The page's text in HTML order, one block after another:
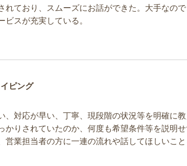
れており、スムーズにお話ができた。大手なの
スが充実している。
ピング
、対応が早い、丁寧、現段階の状況等を明確に
かりされていたのか、何度も希望条件等を説明
営業担当者の方に一連の流れや話してほしいこ